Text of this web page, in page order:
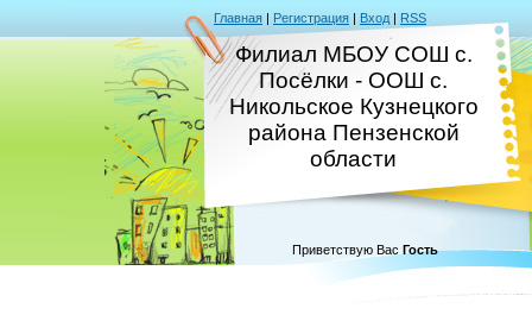
Главная | Регистрация | Вход | RSS
Филиал МБОУ СОШ с.
Посёлки - ООШ с.
Никольское Кузнецкого
района Пензенской
области
Приветствую Вас Гость